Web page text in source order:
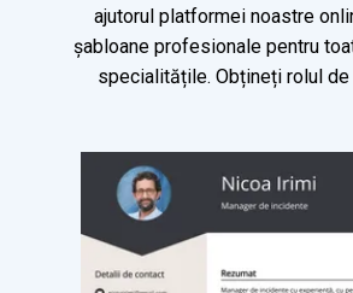
ajutorul platformei noastre
șabloane profesionale pentru
specialitățile. Obțineți rolul